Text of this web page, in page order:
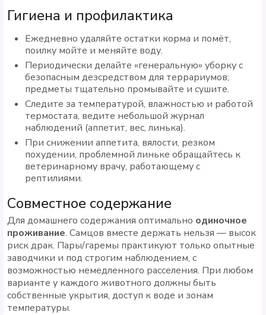
Гигиена и профилактика
Ежедневно удаляйте остатки корма и помёт,
поилку мойте и меняйте воду.
Периодически делайте «генеральную» уборку с
безопасным дезсредством для террариумов;
предметы тщательно промывайте и сушите.
Следите за температурой, влажностью и работой
термостата, ведите небольшой журнал
наблюдений (аппетит, вес, линька).
При снижении аппетита, вялости, резком
похудении, проблемной линьке обращайтесь к
ветеринарному врачу, работающему с
рептилиями.
Совместное содержание
Для домашнего содержания оптимально одиночное
проживание. Самцов вместе держать нельзя — высок
риск драк. Пары/гаремы практикуют только опытные
заводчики и под строгим наблюдением, с
возможностью немедленного расселения. При любом
варианте у каждого животного должны быть
собственные укрытия, доступ к воде и зонам
температуры.